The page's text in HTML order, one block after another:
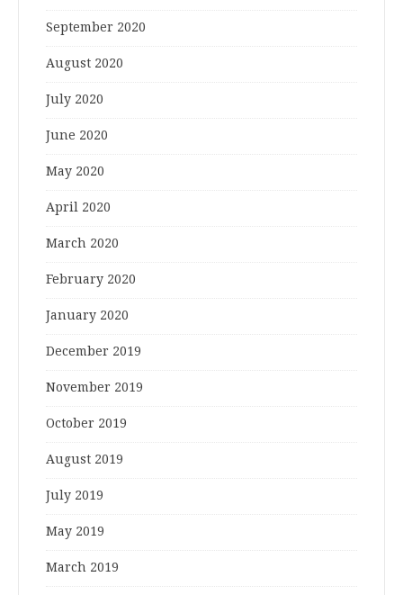
September 2020
August 2020
July 2020
June 2020
May 2020
April 2020
March 2020
February 2020
January 2020
December 2019
November 2019
October 2019
August 2019
July 2019
May 2019
March 2019